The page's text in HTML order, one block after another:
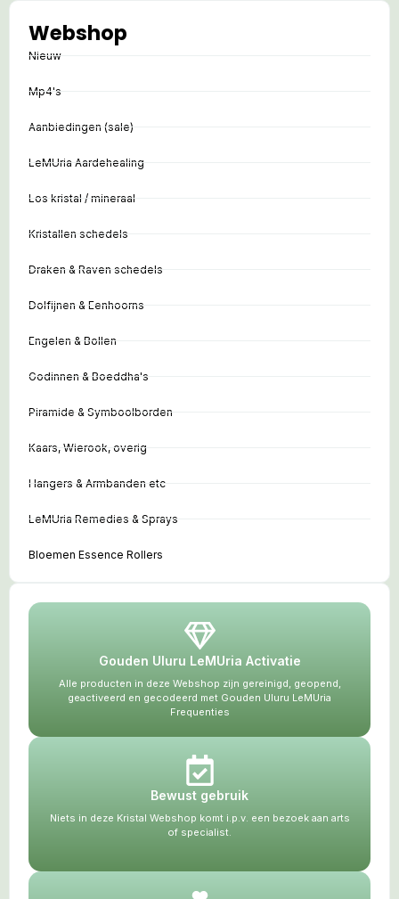
Webshop
Nieuw
Mp4's
Aanbiedingen (sale)
LeMUria Aardehealing
Los kristal / mineraal
Kristallen schedels
Draken & Raven schedels
Dolfijnen & Eenhoorns
Engelen & Bollen
Godinnen & Boeddha's
Piramide & Symboolborden
Kaars, Wierook, overig
Hangers & Armbanden etc
LeMUria Remedies & Sprays
Bloemen Essence Rollers
Gouden Uluru LeMUria Activatie
Alle producten in deze Webshop zijn gereinigd, geopend,
geactiveerd en gecodeerd met Gouden Uluru LeMUria
Frequenties
Bewust gebruik
Niets in deze Kristal Webshop komt i.p.v. een bezoek aan arts
of specialist.